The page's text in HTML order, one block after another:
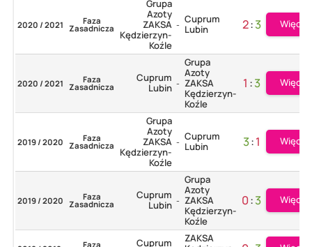
2020 / 2021 Faza
Zasadnicza
Grupa
Azoty
ZAKSA
Kędzierzyn-
Koźle
- Cuprum
Lubin
2:3 Więcej
2020 / 2021 Faza
Zasadnicza
Cuprum
Lubin -
Grupa
Azoty
ZAKSA
Kędzierzyn-
Koźle
1 :3 Więcej
2019 / 2020 Faza
Zasadnicza
Grupa
Azoty
ZAKSA
Kędzierzyn-
Koźle
- Cuprum
Lubin
3:1 Więcej
2019 / 2020 Faza
Zasadnicza
Cuprum
Lubin -
Grupa
Azoty
ZAKSA
Kędzierzyn-
Koźle
0:3 Więcej
Faza
Cuprum
ZAKSA